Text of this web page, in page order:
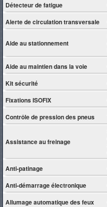
Détecteur de fatigue
Alerte de circulation transversale
Aide au stationnement
Aide au maintien dans la voie
Kit sécurité
Fixations ISOFIX
Contrôle de pression des pneus
Assistance au freinage
Anti-patinage
Anti-démarrage électronique
Allumage automatique des feux